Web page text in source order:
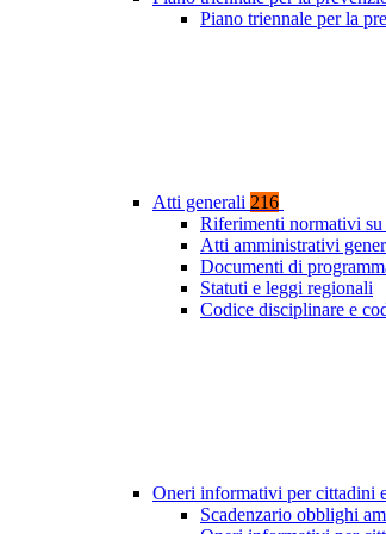
Piano triennale per la
Atti generali 216
Riferimenti normativi
Atti amministrativi
Documenti di
Statuti e leggi regionali
Codice disciplinare e
Oneri informativi per cittadini
Scadenzario obblighi